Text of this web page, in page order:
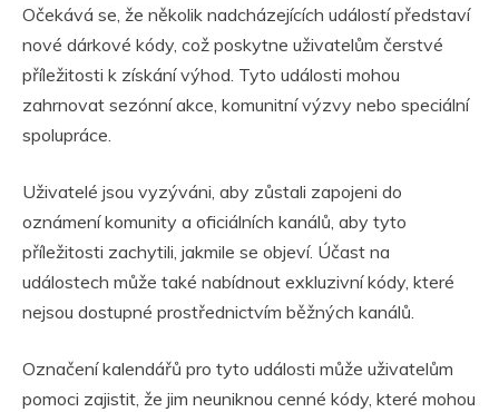
Očekává se, že několik nadcházejících událostí představí
nové dárkové kódy, což poskytne uživatelům čerstvé
příležitosti k získání výhod. Tyto události mohou
zahrnovat sezónní akce, komunitní výzvy nebo speciální
spolupráce.
Uživatelé jsou vyzýváni, aby zůstali zapojeni do
oznámení komunity a oficiálních kanálů, aby tyto
příležitosti zachytili, jakmile se objeví. Účast na
událostech může také nabídnout exkluzivní kódy, které
nejsou dostupné prostřednictvím běžných kanálů.
Označení kalendářů pro tyto události může uživatelům
pomoci zajistit, že jim neuniknou cenné kódy, které mohou